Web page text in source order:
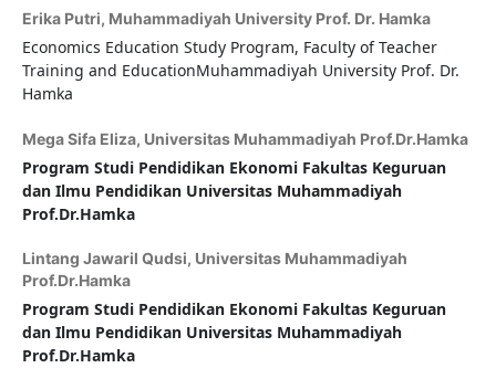
Erika Putri, Muhammadiyah University Prof. Dr. Hamka
Economics Education Study Program, Faculty of Teacher
Training and EducationMuhammadiyah University Prof. Dr.
Hamka
Mega Sifa Eliza, Universitas Muhammadiyah Prof.Dr.Hamka
Program Studi Pendidikan Ekonomi Fakultas Keguruan
dan Ilmu Pendidikan Universitas Muhammadiyah
Prof.Dr.Hamka
Lintang Jawaril Qudsi, Universitas Muhammadiyah
Prof.Dr.Hamka
Program Studi Pendidikan Ekonomi Fakultas Keguruan
dan Ilmu Pendidikan Universitas Muhammadiyah
Prof.Dr.Hamka